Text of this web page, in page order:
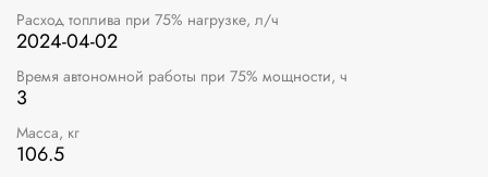
Расход топлива при 75% нагрузке, л/ч
2024-04-02
Время автономной работы при 75% мощности, ч
3
Масса, кг
106.5